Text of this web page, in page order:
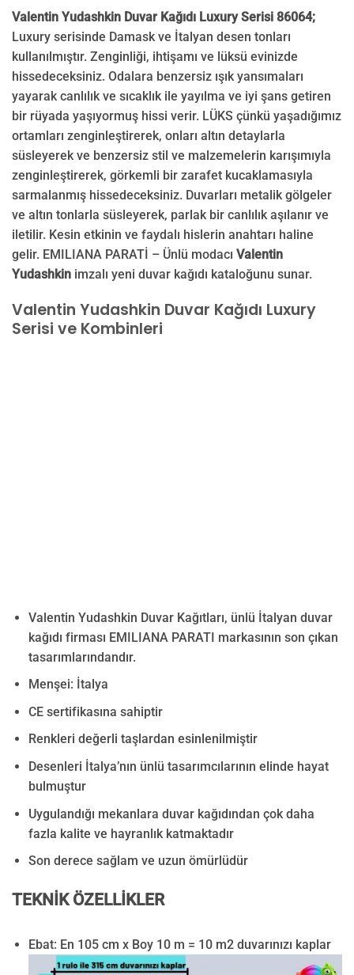
Valentin Yudashkin Duvar Kağıdı Luxury Serisi 86064;
Luxury serisinde Damask ve İtalyan desen tonları
kullanılmıştır. Zenginliği, ihtişamı ve lüksü evinizde
hissedeceksiniz. Odalara benzersiz ışık yansımaları
yayarak canlılık ve sıcaklık ile yayılma ve iyi şans getiren
bir rüyada yaşıyormuş hissi verir. LÜKS çünkü yaşadığımız
ortamları zenginleştirerek, onları altın detaylarla
süsleyerek ve benzersiz stil ve malzemelerin karışımıyla
zenginleştirerek, görkemli bir zarafet kucaklamasıyla
sarmalanmış hissedeceksiniz. Duvarları metalik gölgeler
ve altın tonlarla süsleyerek, parlak bir canlılık aşılanır ve
iletilir. Kesin etkinin ve faydalı hislerin anahtarı haline
gelir. EMILIANA PARATİ – Ünlü modacı Valentin
Yudashkin imzalı yeni duvar kağıdı kataloğunu sunar.
Valentin Yudashkin Duvar Kağıdı Luxury
Serisi ve Kombinleri
Valentin Yudashkin Duvar Kağıtları, ünlü İtalyan duvar
kağıdı firması EMILIANA PARATI markasının son çıkan
tasarımlarındandır.
Menşei: İtalya
CE sertifikasına sahiptir
Renkleri değerli taşlardan esinlenilmiştir
Desenleri İtalya’nın ünlü tasarımcılarının elinde hayat
bulmuştur
Uygulandığı mekanlara duvar kağıdından çok daha
fazla kalite ve hayranlık katmaktadır
Son derece sağlam ve uzun ömürlüdür
TEKNİK ÖZELLİKLER
Ebat: En 105 cm x Boy 10 m = 10 m2 duvarınızı kaplar